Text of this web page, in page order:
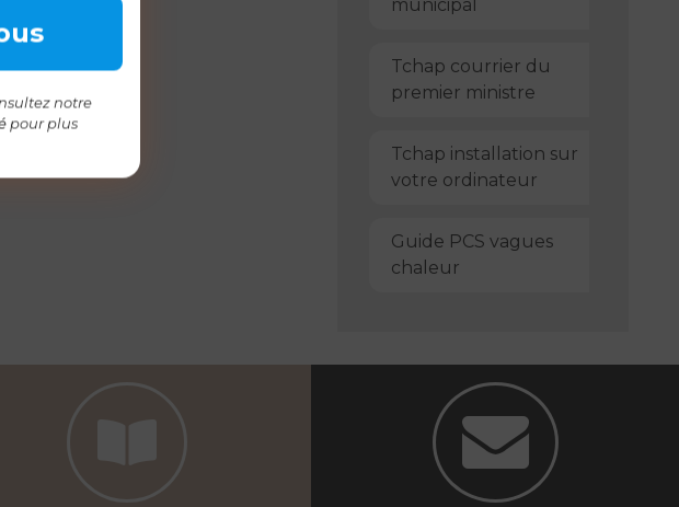
notre
pour plus
municipal
Tchap courrier du
premier ministre
Tchap installation sur
votre ordinateur
Guide PCS vagues
chaleur